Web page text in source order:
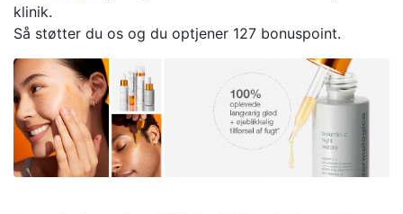
klinik.
Så støtter du os og du optjener 127 bonuspoint.